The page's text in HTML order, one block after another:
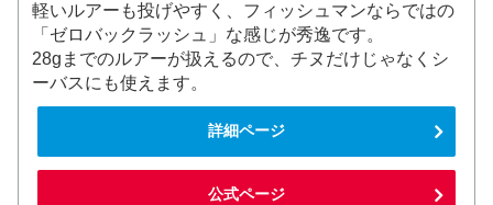
軽いルアーも投げやすく、フィッシュマンならではの
「ゼロバックラッシュ」な感じが秀逸です。
28gまでのルアーが扱えるので、チヌだけじゃなくシ
ーバスにも使えます。
詳細ページ
公式ページ